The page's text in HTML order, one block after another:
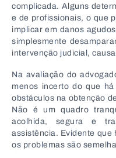
complicada. Alguns
e de profissionais, o que
implicar em danos
simplesmente
intervenção judicial,
Na avaliação do
menos incerto do que
obstáculos na obtenção
Não é um quadro
acolhida, segura e
assistência. Evidente que
os problemas são